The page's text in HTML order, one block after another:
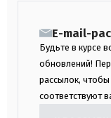
E-mail-
Будьте в курсе
обновлений!
рассылок,
соответствуют